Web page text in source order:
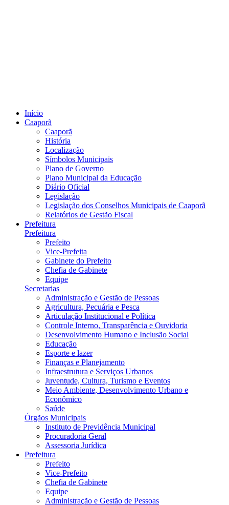
Início
Caaporã
Caaporã
História
Localização
Símbolos Municipais
Plano de Governo
Plano Municipal da Educação
Diário Oficial
Legislação
Legislação dos Conselhos Municipais de Caaporã
Relatórios de Gestão Fiscal
Prefeitura
Prefeitura
Prefeito
Vice-Prefeita
Gabinete do Prefeito
Chefia de Gabinete
Equipe
Secretarias
Administração e Gestão de Pessoas
Agricultura, Pecuária e Pesca
Articulação Institucional e Política
Controle Interno, Transparência e Ouvidoria
Desenvolvimento Humano e Inclusão Social
Educação
Esporte e lazer
Finanças e Planejamento
Infraestrutura e Serviços Urbanos
Juventude, Cultura, Turismo e Eventos
Meio Ambiente, Desenvolvimento Urbano e
Econômico
Saúde
Órgãos Municipais
Instituto de Previdência Municipal
Procuradoria Geral
Assessoria Jurídica
Prefeitura
Prefeito
Vice-Prefeito
Chefia de Gabinete
Equipe
Administração e Gestão de Pessoas